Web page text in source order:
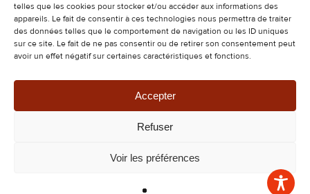
telles que les cookies pour stocker et/ou accéder aux informations des
appareils. Le fait de consentir à ces technologies nous permettra de traiter
des données telles que le comportement de navigation ou les ID uniques
sur ce site. Le fait de ne pas consentir ou de retirer son consentement peut
avoir un effet négatif sur certaines caractéristiques et fonctions.
Accepter
Refuser
Voir les préférences
Politique de cookiesPlan du site
©2026 Les Grottes préhistoriques de Gargas
espaces naturels authentiques ornés de
dessins millénaires.
Design & Développement - CETIR
règles de confidentialitéet lesconditions
de Google s’appliquent.